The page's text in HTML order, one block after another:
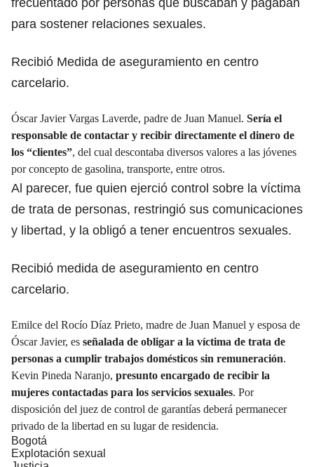
para sostener relaciones sexuales.
Recibió Medida de aseguramiento en centro
carcelario.
Óscar Javier Vargas Laverde, padre de Juan Manuel. Sería el
responsable de contactar y recibir directamente el dinero de
los “clientes”, del cual descontaba diversos valores a las jóvenes
por concepto de gasolina, transporte, entre otros.
Al parecer, fue quien ejerció control sobre la víctima
de trata de personas, restringió sus comunicaciones
y libertad, y la obligó a tener encuentros sexuales.
Recibió medida de aseguramiento en centro
carcelario.
Emilce del Rocío Díaz Prieto, madre de Juan Manuel y esposa de
Óscar Javier, es señalada de obligar a la víctima de trata de
personas a cumplir trabajos domésticos sin remuneración.
Kevin Pineda Naranjo, presunto encargado de recibir la
mujeres contactadas para los servicios sexuales. Por
disposición del juez de control de garantías deberá permanecer
privado de la libertad en su lugar de residencia.
Bogotá
Explotación sexual